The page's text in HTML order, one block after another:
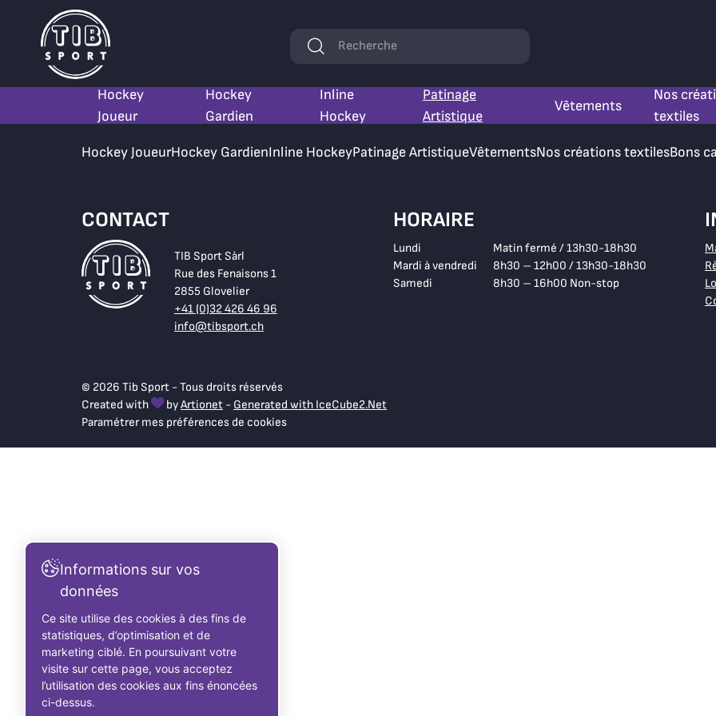
Hockey
Joueur
Hockey
Gardien
Inline
Hockey
Patinage
Artistique
Vêtements
Nos
textiles
Mots
Rechercher
Hockey JoueurHockey GardienInline HockeyPatinage ArtistiqueVêtementsNos créations textilesBons
CONTACT
TIB Sport Sàrl
Rue des Fenaisons 1
2855 Glovelier
+41 (0)32 426 46 96
info@tibsport.ch
HORAIRE
Lundi
Matin fermé / 13h30-18h30
Mardi à vendredi
8h30 – 12h00 / 13h30-18h30
Samedi
8h30 – 16h00 Non-stop
© 2026 Tib Sport - Tous droits réservés
Created with
byArtionet - Generated with IceCube2.Net
Paramétrer mes préférences de cookies
Informations sur vos
données
Ce site utilise des cookies à des fins de
statistiques, d’optimisation et de
marketing ciblé. En poursuivant votre
visite sur cette page, vous acceptez
l’utilisation des cookies aux fins énoncées
ci-dessus.